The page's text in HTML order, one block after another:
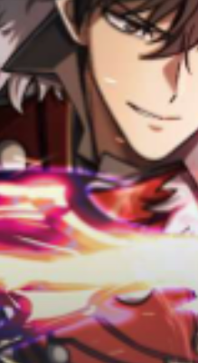
Adventure
Tu Tiên
Ngôn Tình
Slice Of Life
School Life
Manga
Supernatural
Xuyên Không
Shounen
Cổ Đại
Mystery